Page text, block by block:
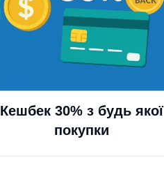
Кешбек 30% з будь якої
покупки